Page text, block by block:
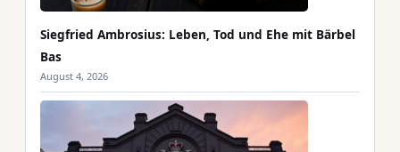
Siegfried Ambrosius: Leben, Tod und Ehe mit Bärbel
Bas
August 4, 2026